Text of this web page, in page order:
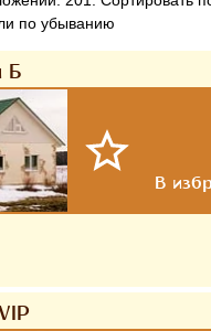
по убыванию
Б